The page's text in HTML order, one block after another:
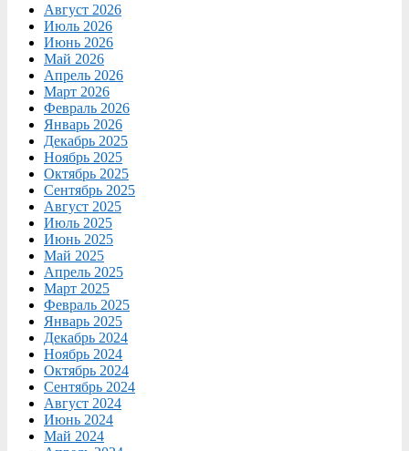
Август 2026
Июль 2026
Июнь 2026
Май 2026
Апрель 2026
Март 2026
Февраль 2026
Январь 2026
Декабрь 2025
Ноябрь 2025
Октябрь 2025
Сентябрь 2025
Август 2025
Июль 2025
Июнь 2025
Май 2025
Апрель 2025
Март 2025
Февраль 2025
Январь 2025
Декабрь 2024
Ноябрь 2024
Октябрь 2024
Сентябрь 2024
Август 2024
Июнь 2024
Май 2024